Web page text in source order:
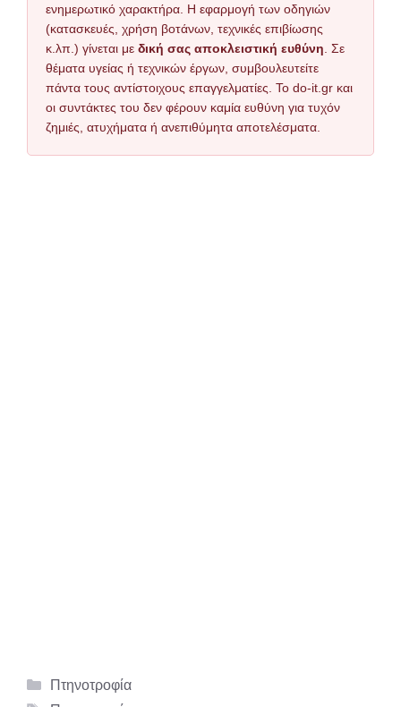
ενημερωτικό χαρακτήρα. Η εφαρμογή των οδηγιών
(κατασκευές, χρήση βοτάνων, τεχνικές επιβίωσης
κ.λπ.) γίνεται με δική σας αποκλειστική ευθύνη . Σε
θέματα υγείας ή τεχνικών έργων, συμβουλευτείτε
πάντα τους αντίστοιχους επαγγελματίες. Το do-it.gr και
οι συντάκτες του δεν φέρουν καμία ευθύνη για τυχόν
ζημιές, ατυχήματα ή ανεπιθύμητα αποτελέσματα.
Κατηγορίες
Πτηνοτροφία